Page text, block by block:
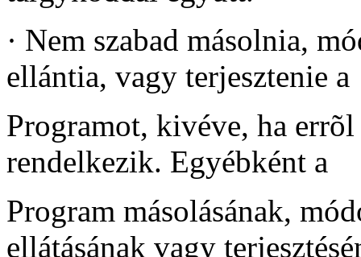
· Nem szabad másolnia,
ellántia, vagy terjesztenie a
Programot, kivéve, ha
rendelkezik. Egyébként a
Program másolásának,
ellátásának vagy